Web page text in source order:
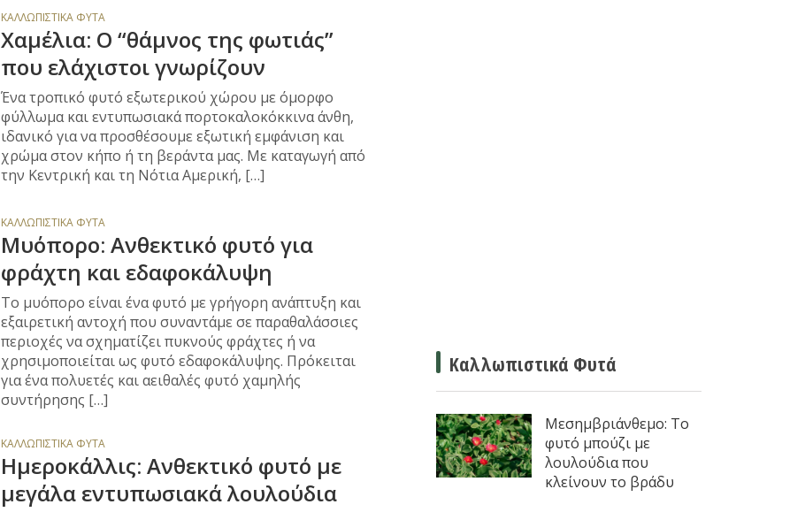
ΚΑΛΛΩΠΙΣΤΙΚΆ ΦΥΤΆ
Χαμέλια: Ο “θάμνος της φωτιάς”
που ελάχιστοι γνωρίζουν
Ένα τροπικό φυτό εξωτερικού χώρου με όμορφο
φύλλωμα και εντυπωσιακά πορτοκαλοκόκκινα άνθη,
ιδανικό για να προσθέσουμε εξωτική εμφάνιση και
χρώμα στον κήπο ή τη βεράντα μας. Με καταγωγή από
την Κεντρική και τη Νότια Αμερική, […]
ΚΑΛΛΩΠΙΣΤΙΚΆ ΦΥΤΆ
Μυόπορο: Ανθεκτικό φυτό για
φράχτη και εδαφοκάλυψη
Το μυόπορο είναι ένα φυτό με γρήγορη ανάπτυξη και
εξαιρετική αντοχή που συναντάμε σε παραθαλάσσιες
περιοχές να σχηματίζει πυκνούς φράχτες ή να
χρησιμοποιείται ως φυτό εδαφοκάλυψης. Πρόκειται
για ένα πολυετές και αειθαλές φυτό χαμηλής
συντήρησης […]
ΚΑΛΛΩΠΙΣΤΙΚΆ ΦΥΤΆ
Ημεροκάλλις: Ανθεκτικό φυτό με
μεγάλα εντυπωσιακά λουλούδια
Καλλωπιστικά Φυτά
Μεσημβριάνθεμο: Το
φυτό μπούζι με
λουλούδια που
κλείνουν το βράδυ